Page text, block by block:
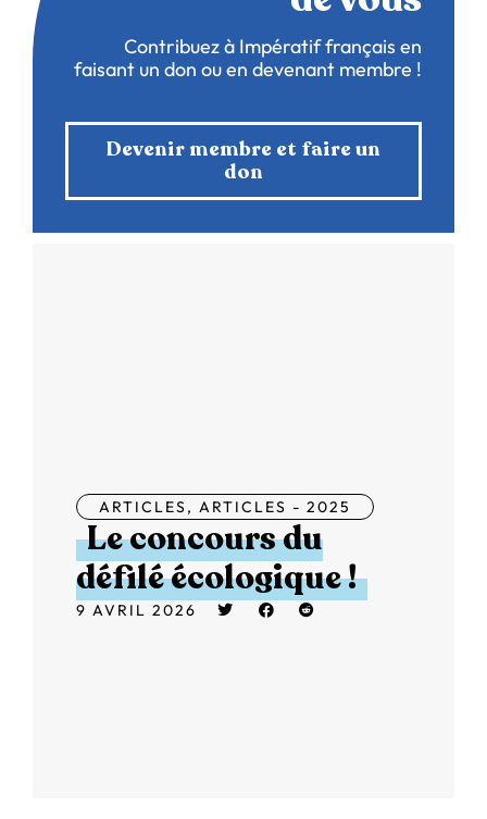
Contribuez à Impératif français en
faisant un don ou en devenant membre !
Devenir membre et faire un
don
ARTICLES, ARTICLES - 2025
Le concours du
défilé écologique !
9 AVRIL 2026